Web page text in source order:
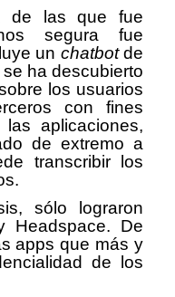
de las que fue
segura fue
un chatbotde
ha descubierto
los usuarios
con fines
aplicaciones,
de extremo a
transcribir los
sólo lograron
Headspace. De
apps que más y
de los